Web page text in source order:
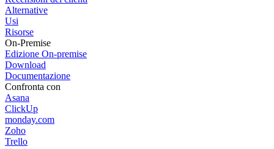
Alternative
Usi
Risorse
On-Premise
Edizione On-premise
Download
Documentazione
Confronta con
Asana
ClickUp
monday.com
Zoho
Trello